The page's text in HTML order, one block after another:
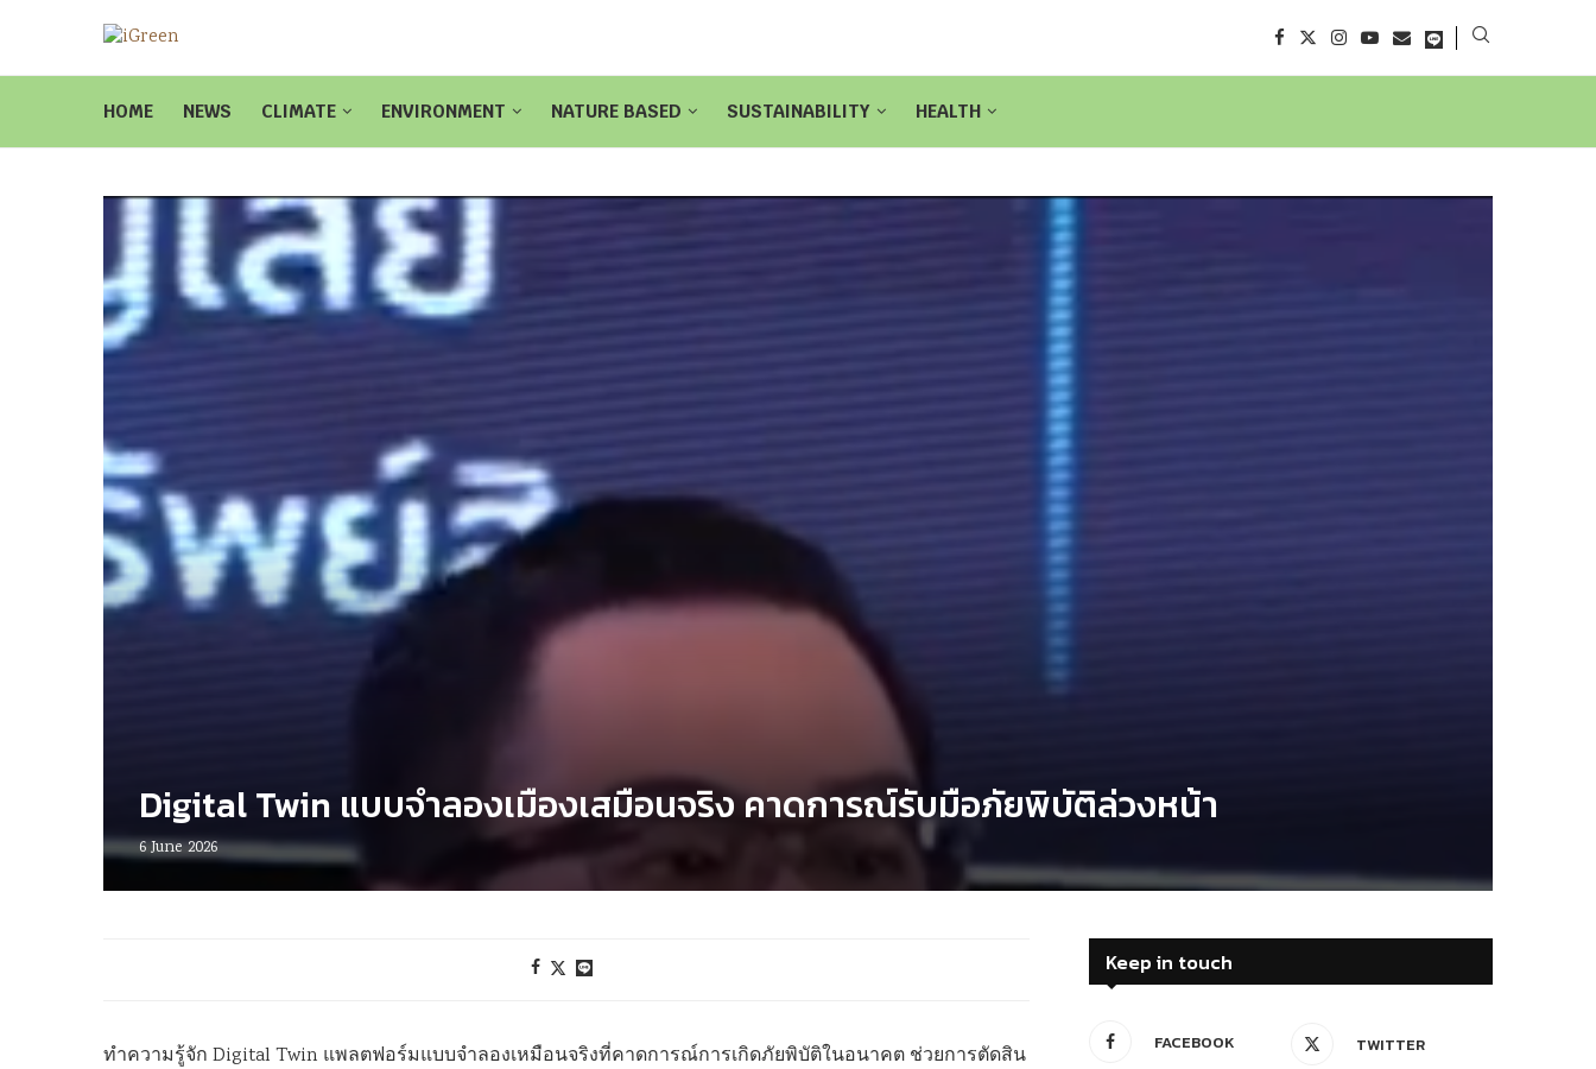
HOME NEWS CLIMATE ENVIRONMENT NATURE BASED SUSTAINABILITY HEALTH
Digital Twin แบบจำลองเมืองเสมือนจริง คาดการณ์รับมือภัยพิบัติล่วงหน้า
6 June 2026
ทำความรู้จัก Digital Twin แพลตฟอร์มแบบจำลองเหมือนจริงที่คาดการณ์การเกิดภัยพิบัติในอนาคต ช่วยการตัดสิน
Keep in touch
FACEBOOK TWITTER